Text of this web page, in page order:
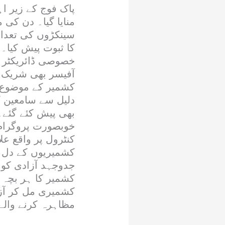
پاک فوج کے زیر
منایا گیا۔ دن
سینکڑوں کی
کا ثبوت پیش
خصوصی
آفیسر بھی شریک
کشمیر کے موضوع
دلیل سے سامعین
بھی پیش کئے
خوبصورت پروگرام
کنٹرول پر واقع
کشمیریوں کے دل
جدوجہد آزادی
کشمیر کا ہر
کشمیری مل کر
مظاہرہ کرنے